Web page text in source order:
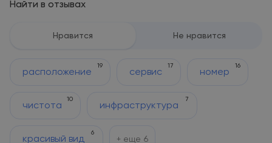
Найти в отзывах
Нравится Не нравится
расположение
19
сервис
17
номер
16
чистота
10
инфраструктура
7
красивый вид
6
+ еще 6